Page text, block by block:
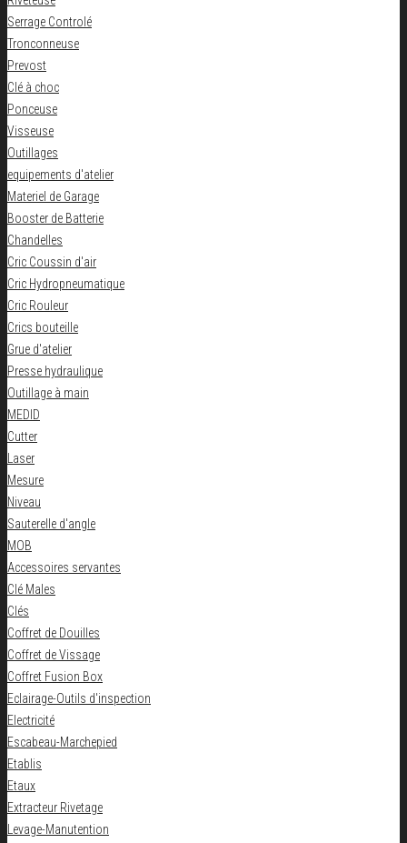
Serrage Controlé
Tronconneuse
Prevost
Clé à choc
Ponceuse
Visseuse
Outillages
equipements d'atelier
Materiel de Garage
Booster de Batterie
Chandelles
Cric Coussin d'air
Cric Hydropneumatique
Cric Rouleur
Crics bouteille
Grue d'atelier
Presse hydraulique
Outillage à main
MEDID
Cutter
Laser
Mesure
Niveau
Sauterelle d'angle
MOB
Accessoires servantes
Clé Males
Clés
Coffret de Douilles
Coffret de Vissage
Coffret Fusion Box
Eclairage-Outils d'inspection
Electricité
Escabeau-Marchepied
Etablis
Etaux
Extracteur Rivetage
Levage-Manutention